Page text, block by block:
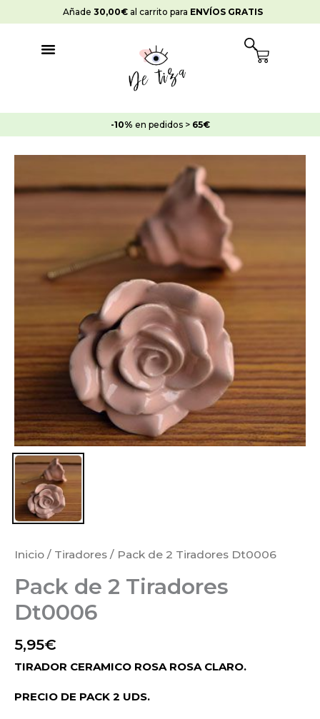
al
Añade 30,00€ al carrito para ENVÍOS GRATIS
Cart
-10% en pedidos > 65€
Inicio / Tiradores / Pack de 2 Tiradores Dt0006
Pack de 2 Tiradores
Dt0006
5,95€
TIRADOR CERAMICO ROSA ROSA CLARO.
PRECIO DE PACK 2 UDS.